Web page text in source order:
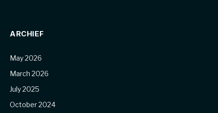
ARCHIEF
May 2026
March 2026
July 2025
October 2024